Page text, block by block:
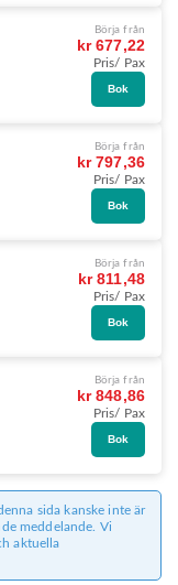
Börja från
kr 677,22
Pris/ Pax
Bok
Börja från
kr 797,36
Pris/ Pax
Bok
Börja från
kr 811,48
Pris/ Pax
Bok
Börja från
kr 848,86
Pris/ Pax
Bok
sida kanske inte är
meddelande. Vi
aktuella